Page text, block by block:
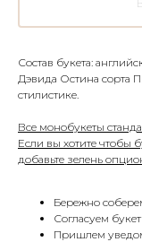
Состав букета:
Дэвида Остина сорта
стилистике.
Все монобукеты
Если вы хотите чтобы
добавьте зелень
Бережно
Согласуем
Пришлем